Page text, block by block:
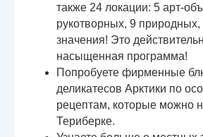
также 24 локации: 5 арт-
рукотворных, 9 природных,
значения! Это
насыщенная программа!
Попробуете фирменные
деликатесов Арктики по
рецептам, которые можно
Териберке.